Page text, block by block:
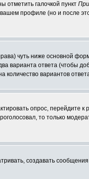
отметить галочкой пункт
профиле (но и после
чуть ниже основной
варианта ответа (чтобы
вариантов
опрос, перейдите к
то только
создавать